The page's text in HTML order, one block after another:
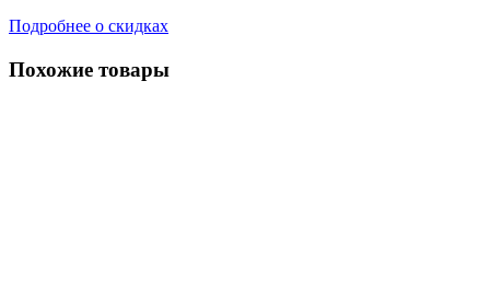
Подробнее о скидках
Похожие товары